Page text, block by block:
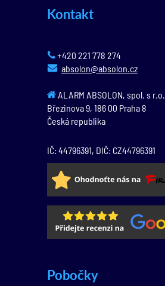
Kontakt
+420 221 778 274
absolon@absolon.cz
ALARM ABSOLON, spol. s r.o.
Březinova 9, 186 00 Praha 8
Česká republika
IČ: 44796391, DIČ: CZ44796391
Pobočky